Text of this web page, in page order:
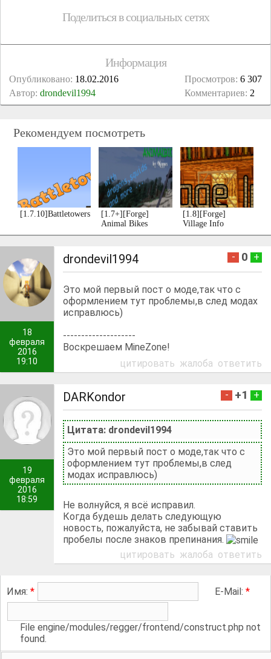
Поделиться в социальных сетях
Информация
Просмотров: 6 307
Комментариев: 2
Опубликовано: 18.02.2016
Автор: drondevil1994
Рекомендуем посмотреть
[1.7.10]Battletowers[Forge][1.7+][Forge]
Animal Bikes
[1.8][Forge]
Village Info
18
февраля
2016
19:10
drondevil1994 - 0 +
Это мой первый пост о моде,так что с
оформлением тут проблемы,в след модах
исправлюсь)
--------------------
Воскрешаем MineZone!
цитировать жалоба ответить
19
февраля
2016
18:59
DARKondor - +1 +
Цитата: drondevil1994
Это мой первый пост о моде,так что с
оформлением тут проблемы,в след
модах исправлюсь)
Не волнуйся, я всё исправил.
Когда будешь делать следующую
новость, пожалуйста, не забывай ставить
пробелы после знаков препинания.
цитировать жалоба ответить
Имя: * E-Mail: *
File engine/modules/regger/frontend/construct.php not
found.